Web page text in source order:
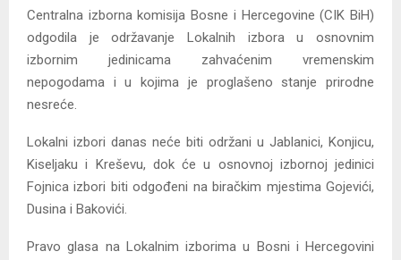
Centralna izborna komisija Bosne i Hercegovine (CIK BiH)
odgodila je održavanje Lokalnih izbora u osnovnim
izbornim jedinicama zahvaćenim vremenskim
nepogodama i u kojima je proglašeno stanje prirodne
nesreće.
Lokalni izbori danas neće biti održani u Jablanici, Konjicu,
Kiseljaku i Kreševu, dok će u osnovnoj izbornoj jedinici
Fojnica izbori biti odgođeni na biračkim mjestima Gojevići,
Dusina i Bakovići.
Pravo glasa na Lokalnim izborima u Bosni i Hercegovini